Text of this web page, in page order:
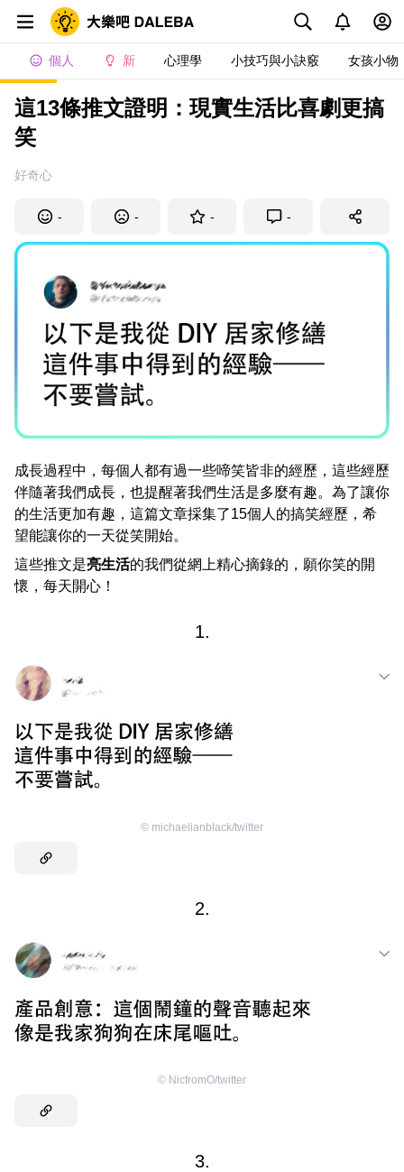
個人 新 心理學 小技巧與小訣竅 女孩小物
這13條推文證明：現實生活比喜劇更搞
笑
好奇心
- - - -
成長過程中，每個人都有過一些啼笑皆非的經歷，這些經歷
伴隨著我們成長，也提醒著我們生活是多麼有趣。為了讓你
的生活更加有趣，這篇文章採集了15個人的搞笑經歷，希
望能讓你的一天從笑開始。
這些推文是亮生活的我們從網上精心摘錄的，願你笑的開
懷，每天開心！
1.
© michaelianblack/twitter
2.
© NicfromO/twitter
3.